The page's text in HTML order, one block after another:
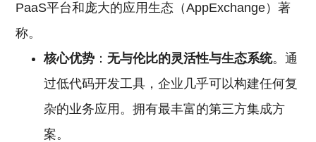
PaaS平台和庞大的应用生态（AppExchange）著
称。
核心优势 ：无与伦比的灵活性与生态系统。通
过低代码开发工具，企业几乎可以构建任何复
杂的业务应用。拥有最丰富的第三方集成方
案。